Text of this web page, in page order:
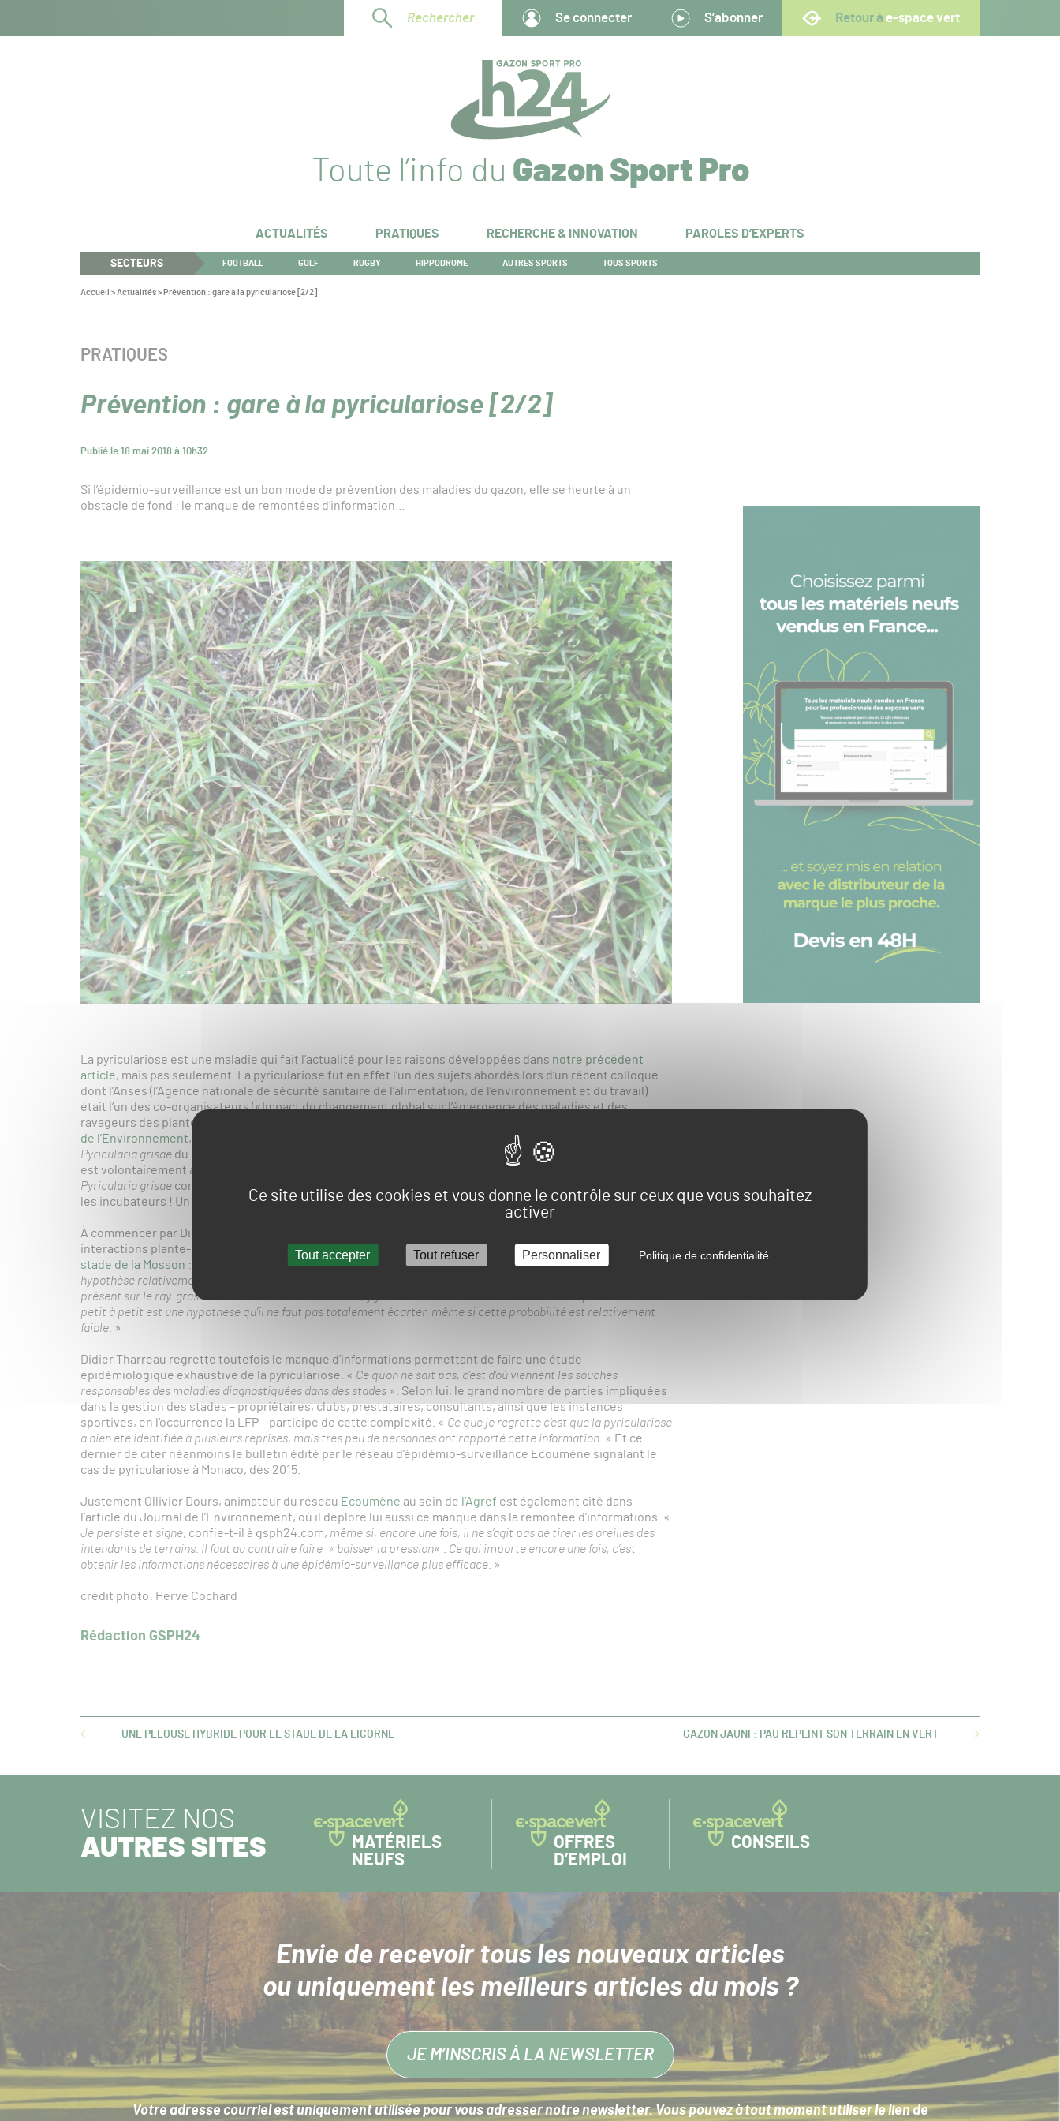
Ce site utilise des cookies et vous donne le contrôle sur ceux que vous souhaitez
activer
Tout accepter Tout refuser Personnaliser Politique de confidentialité
Rechercher Se connecter S’abonner Retour à e-space vert
Toute l’info du Gazon Sport Pro
ACTUALITÉS PRATIQUES RECHERCHE & INNOVATION PAROLES D’EXPERTS
SECTEURS FOOTBALL GOLF RUGBY HIPPODROME AUTRES SPORTS TOUS SPORTS
Vous
Accueil >Actualités> Prévention : gare à la pyriculariose [2/2]
Prévention : gare à la pyriculariose [2/2]
Publié le 18 mai 2018 à 10h32
CATÉGORIE :
PRATIQUES
Si l’épidémio-surveillance est un bon mode de prévention des maladies du gazon, elle se heurte à un
obstacle de fond : le manque de remontées d’information…
La pyriculariose est une maladie qui fait l’actualité pour les raisons développées dans notre précédent
article, mais pas seulement. La pyriculariose fut en effet l’un des sujets abordés lors d’un récent colloque
dont l’Anses (l’Agence nationale de sécurité sanitaire de l’alimentation, de l’environnement et du travail)
était l’un des co-organisateurs («Impact du changement global sur l’émergence des maladies et des
ravageurs des plantes en Europe», les 23 et 24 avril derniers à Paris). Relatée par nos confrères du
de l’Environnement, la conférence est notamment revenue sur les modes de prolifération possibles de
Pyricularia grisae du ray-grass anglais vers d’autres cultures, telles que le blé ou le riz. Si le titre de l’article
est volontairement accrocheur – c’est de bonne guerre – , il a tendance à dramatiser la situation, présentant
Pyricularia grisae comme un péril pour les cultures de blé et de riz, et dont les stades de football seraient
les incubateurs ! Un tel scenario catastrophe ne convainc aucun des experts contactés par gsph24.com.
À commencer par Didier Tharreau, chercheur à l’unité mixte de recherche BGPI (Biologie et génétique des
interactions plante-parasite, Montpellier), qui avait notamment contribué à isoler la souche présente sur le
stade de la Mosson : «
Que le parasite dissémine hors des stades et aille infecter des plantes cultivées est une
hypothèse relativement peu probable, car les stades restent des milieux confinés. En revanche, que le pathogène
présent sur le ray-grass des stades touche ensuite le raygrass des mauvaises herbes à l’extérieur puis s’étende
petit à petit est une hypothèse qu’il ne faut pas totalement écarter, même si cette probabilité est relativement
faible. »
Didier Tharreau regrette toutefois le manque d’informations permettant de faire une étude
épidémiologique exhaustive de la pyriculariose. « Ce qu’on ne sait pas, c’est d’où viennent les souches
responsables des maladies diagnostiquées dans des stades ». Selon lui, le grand nombre de parties impliquées
dans la gestion des stades – propriétaires, clubs, prestataires, consultants, ainsi que les instances
sportives, en l’occurrence la LFP – participe de cette complexité. « Ce que je regrette c’est que la pyriculariose
a bien été identifiée à plusieurs reprises, mais très peu de personnes ont rapporté cette information. » Et ce
dernier de citer néanmoins le bulletin édité par le réseau d’épidémio-surveillance Ecoumène signalant le
cas de pyriculariose à Monaco, dès 2015.
Justement Ollivier Dours, animateur du réseau Ecoumène au sein de l’Agref est également cité dans
l’article du Journal de l’Environnement, où il déplore lui aussi ce manque dans la remontée d’informations. «
Je persiste et signe, confie-t-il à gsph24.com, même si, encore une fois, il ne s’agit pas de tirer les oreilles des
intendants de terrains. Il faut au contraire faire » baisser la pression« . Ce qui importe encore une fois, c’est
obtenir les informations nécessaires à une épidémio-surveillance plus efficace. »
crédit photo: Hervé Cochard
Rédaction GSPH24
ARTICLEUNE PELOUSE HYBRIDE POUR LE STADE DE LA LICORNE
ARTICLE
GAZON JAUNI : PAU REPEINT SON TERRAIN EN VERT
VISITEZ NOS
AUTRES SITES
MATÉRIELS
NEUFS
OFFRES
D’EMPLOI
CONSEILS
Envie de recevoir tous les nouveaux articles
ou uniquement les meilleurs articles du mois ?
JE M’INSCRIS À LA NEWSLETTER
Votre adresse courriel est uniquement utilisée pour vous adresser notre newsletter. Vous pouvez à tout moment utiliser le lien de